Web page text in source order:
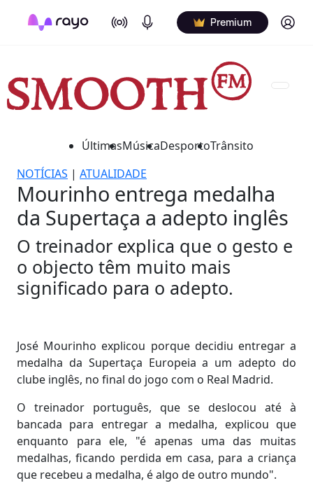
On Air Podcasts Premium Log in
ÚltimasMúsicaDesportoTrânsito
NOTÍCIAS | ATUALIDADE
Mourinho entrega medalha
da Supertaça a adepto inglês
O treinador explica que o gesto e
o objecto têm muito mais
significado para o adepto.
José Mourinho explicou porque decidiu entregar a
medalha da Supertaça Europeia a um adepto do
clube inglês, no final do jogo com o Real Madrid.
O treinador português, que se deslocou até à
bancada para entregar a medalha, explicou que
enquanto para ele, "é apenas uma das muitas
medalhas, ficando perdida em casa, para a criança
que recebeu a medalha, é algo de outro mundo".